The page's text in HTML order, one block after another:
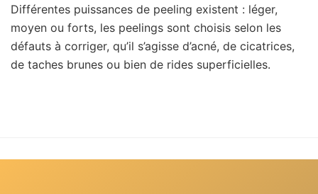
Différentes puissances de peeling existent : léger,
moyen ou forts, les peelings sont choisis selon les
défauts à corriger, qu’il s’agisse d’acné, de cicatrices,
de taches brunes ou bien de rides superficielles.